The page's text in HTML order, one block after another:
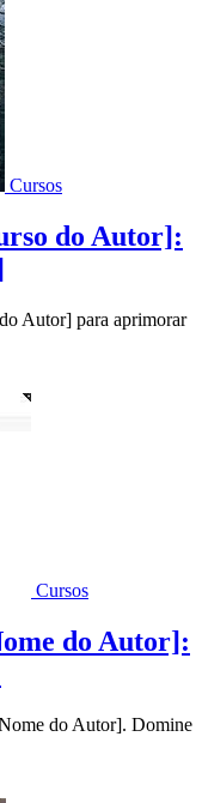
Cursos
do Autor]:
Autor] para aprimorar
Cursos
do Autor]:
do Autor]. Domine